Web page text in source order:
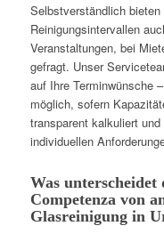
Selbstverständlich
Reinigungsintervallen
Veranstaltungen, bei
gefragt. Unser
auf Ihre Terminwünsche
möglich, sofern
transparent kalkuliert
individuellen
Was
Competenza von
Glasreinigung in